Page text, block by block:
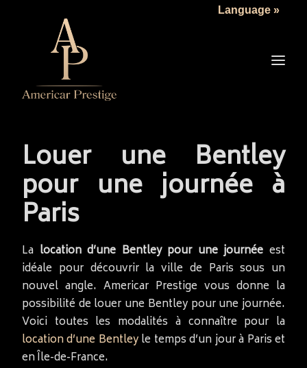
LA SOCIÉTÉ
LES VÉHICULES
TARIFS
NOUS CONTACTER
Louer une Bentley
pour une journée à
Paris
La location d’une Bentley pour une journée est
idéale pour découvrir la ville de Paris sous un
nouvel angle. Americar Prestige vous donne la
possibilité de louer une Bentley pour une journée.
Voici toutes les modalités à connaître pour la
location d’une Bentleyle temps d’un jour à Paris et
en Île-de-France.
Language »